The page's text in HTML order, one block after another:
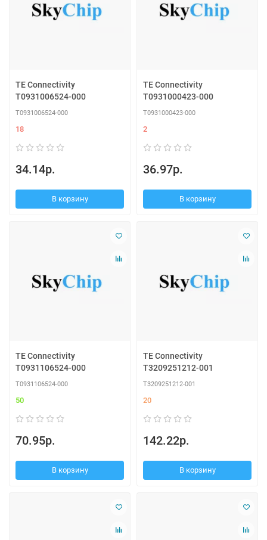
TE Connectivity
T0931006524-000
T0931006524-000
18
34.14р.
В корзину
TE Connectivity
T0931000423-000
T0931000423-000
2
36.97р.
В корзину
TE Connectivity
T0931106524-000
T0931106524-000
50
70.95р.
В корзину
TE Connectivity
T3209251212-001
T3209251212-001
20
142.22р.
В корзину